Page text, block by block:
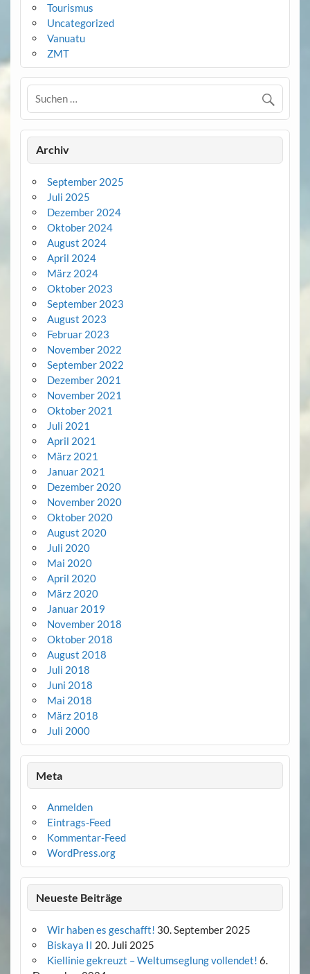
Tourismus
Uncategorized
Vanuatu
ZMT
Archiv
September 2025
Juli 2025
Dezember 2024
Oktober 2024
August 2024
April 2024
März 2024
Oktober 2023
September 2023
August 2023
Februar 2023
November 2022
September 2022
Dezember 2021
November 2021
Oktober 2021
Juli 2021
April 2021
März 2021
Januar 2021
Dezember 2020
November 2020
Oktober 2020
August 2020
Juli 2020
Mai 2020
April 2020
März 2020
Januar 2019
November 2018
Oktober 2018
August 2018
Juli 2018
Juni 2018
Mai 2018
März 2018
Juli 2000
Meta
Anmelden
Eintrags-Feed
Kommentar-Feed
WordPress.org
Neueste Beiträge
Wir haben es geschafft! 30. September 2025
Biskaya II 20. Juli 2025
Kiellinie gekreuzt – Weltumseglung vollendet! 6.